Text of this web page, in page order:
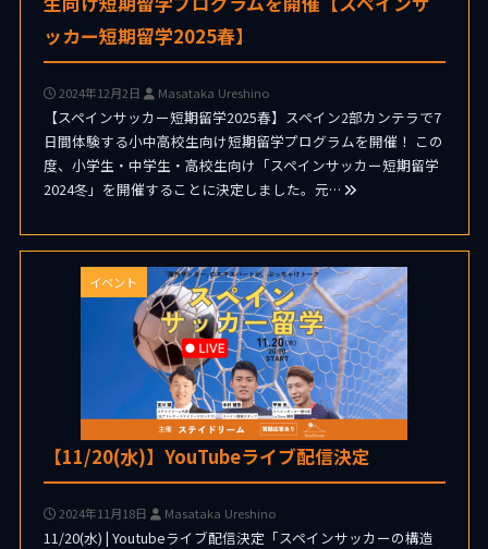
ッカー短期留学2025春】
2024年12月2日 Masataka Ureshino
【スペインサッカー短期留学2025春】スペイン2部カンテラで7
日間体験する小中高校生向け短期留学プログラムを開催！ この
度、小学生・中学生・高校生向け「スペインサッカー短期留学
2024冬」を開催することに決定しました。元…
イベント
【11/20(水)】YouTubeライブ配信決定
2024年11月18日 Masataka Ureshino
11/20(水) | Youtubeライブ配信決定「スペインサッカーの構造